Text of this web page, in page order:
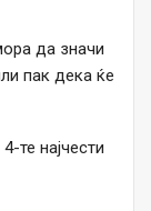
да значи
пак дека ќе
те најчести